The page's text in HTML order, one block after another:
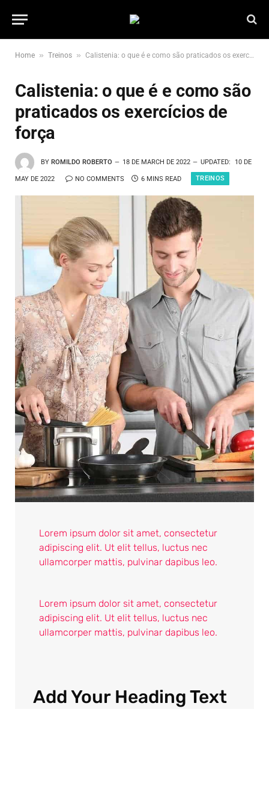
Home » Treinos » Calistenia: o que é e como são praticados os exercícios de força
Calistenia: o que é e como são
praticados os exercícios de
força
BY ROMILDO ROBERTO 18 DE MARCH DE 2022 UPDATED: 10 DE
MAY DE 2022 NO COMMENTS 6 MINS READ TREINOS
Lorem ipsum dolor sit amet, consectetur
adipiscing elit. Ut elit tellus, luctus nec
ullamcorper mattis, pulvinar dapibus leo.
Lorem ipsum dolor sit amet, consectetur
adipiscing elit. Ut elit tellus, luctus nec
ullamcorper mattis, pulvinar dapibus leo.
Add Your Heading Text